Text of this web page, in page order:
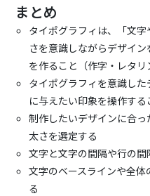
まとめ
タイポグラフィは、「文
さを意識しながらデザイ
を作ること（作字・レタリ
タイポグラフィを意識し
に与えたい印象を操作する
制作したいデザインに合っ
太さを選定する
文字と文字の間隔や行の間
文字のベースラインや全
る